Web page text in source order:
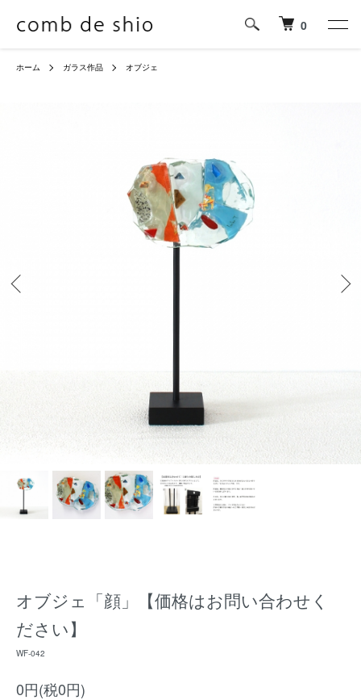
0
ホーム ガラス作品 オブジェ
オブジェ「顔」【価格はお問い合わせく
ださい】
WF-042
0円(税0円)